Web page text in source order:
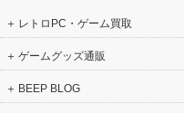
レトロPC・ゲーム買取
ゲームグッズ通販
BEEP BLOG